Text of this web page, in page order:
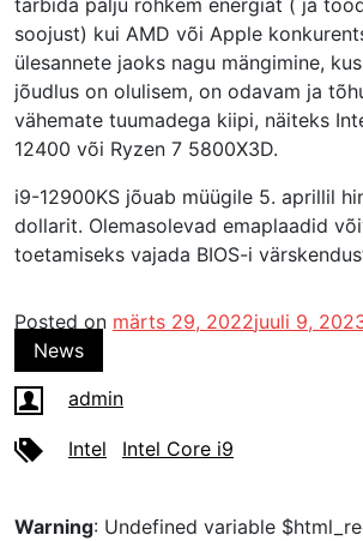
tarbida palju rohkem energiat ( ja
soojust) kui AMD või Apple
ülesannete jaoks nagu mängimine,
jõudlus on olulisem, on odavam ja
vähemate tuumadega kiipi, näiteks
12400 või Ryzen 7 5800X3D.
i9-12900KS jõuab müügile 5. aprillil
dollarit. Olemasolevad emaplaadid
toetamiseks vajada BIOS-i
Posted on märts 29, 2022juuli 9,
News
admin
Intel Intel Core i9
Warning: Undefined variable